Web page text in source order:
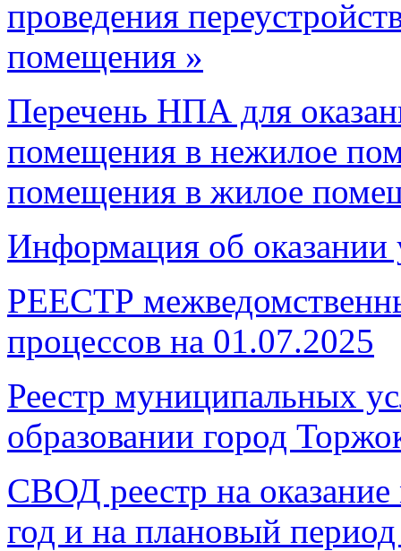
проведения
помещения »
Перечень НПА для
помещения в нежилое
помещения в жилое
Информация об оказании
РЕЕСТР
процессов на 01.07.2025
Реестр муниципальных
образовании город
СВОД реестр на
год и на плановый